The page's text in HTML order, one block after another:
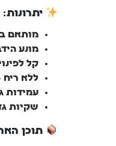
יתרונות:
מותאם
מונע
קל
ללא ריח
עמידות
שקיות
תוכן